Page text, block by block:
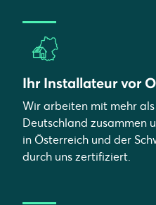
Ihr Installateur vor
Wir arbeiten mit mehr
Deutschland zusammen
in Österreich und der
durch uns zertifiziert.